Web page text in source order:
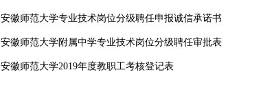
安徽师范大学专业技术岗位分级聘任申报诚信承诺书
安徽师范大学附属中学专业技术岗位分级聘任审批表
安徽师范大学2019年度教职工考核登记表